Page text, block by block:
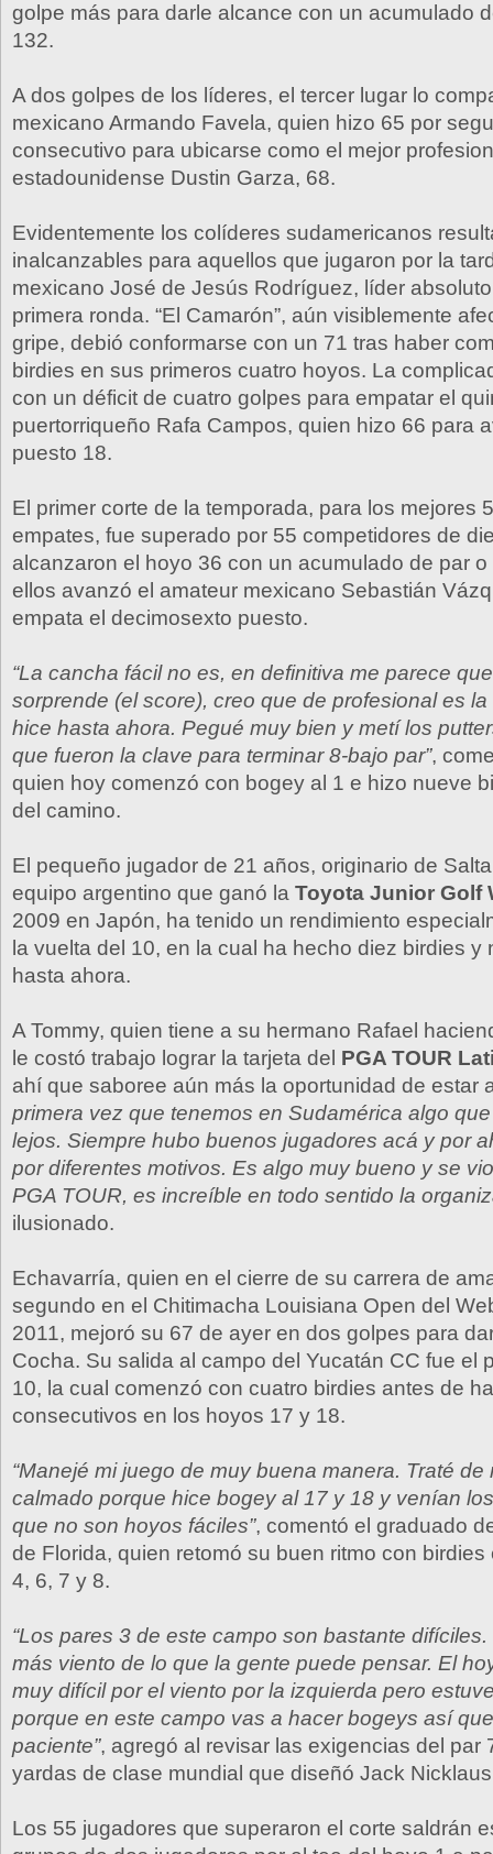
golpe más para darle alcance con un acumulado
132.
A dos golpes de los líderes, el tercer lugar lo
mexicano Armando Favela, quien hizo 65 por
consecutivo para ubicarse como el mejor
estadounidense Dustin Garza, 68.
Evidentemente los colíderes sudamericanos
inalcanzables para aquellos que jugaron por la
mexicano José de Jesús Rodríguez, líder
primera ronda. “El Camarón”, aún visiblemente
gripe, debió conformarse con un 71 tras haber
birdies en sus primeros cuatro hoyos. La
con un déficit de cuatro golpes para empatar el
puertorriqueño Rafa Campos, quien hizo 66 para
puesto 18.
El primer corte de la temporada, para los mejores
empates, fue superado por 55 competidores de
alcanzaron el hoyo 36 con un acumulado de par o
ellos avanzó el amateur mexicano Sebastián
empata el decimosexto puesto.
“La cancha fácil no es, en definitiva me parece
sorprende (el score), creo que de profesional es
hice hasta ahora. Pegué muy bien y metí los
que fueron la clave para terminar 8-bajo par”,
quien hoy comenzó con bogey al 1 e hizo nueve
del camino.
El pequeño jugador de 21 años, originario de
equipo argentino que ganó la Toyota Junior Golf
2009 en Japón, ha tenido un rendimiento
la vuelta del 10, en la cual ha hecho diez birdies y
hasta ahora.
A Tommy, quien tiene a su hermano Rafael
le costó trabajo lograr la tarjeta del PGA TOUR
ahí que saboree aún más la oportunidad de estar
primera vez que tenemos en Sudamérica algo
lejos. Siempre hubo buenos jugadores acá y por
por diferentes motivos. Es algo muy bueno y se
PGA TOUR, es increíble en todo sentido la
ilusionado.
Echavarría, quien en el cierre de su carrera de
segundo en el Chitimacha Louisiana Open del
2011, mejoró su 67 de ayer en dos golpes para
Cocha. Su salida al campo del Yucatán CC fue el
10, la cual comenzó con cuatro birdies antes de
consecutivos en los hoyos 17 y 18.
“Manejé mi juego de muy buena manera. Traté de
calmado porque hice bogey al 17 y 18 y venían
que no son hoyos fáciles”, comentó el graduado
de Florida, quien retomó su buen ritmo con
4, 6, 7 y 8.
“Los pares 3 de este campo son bastante
más viento de lo que la gente puede pensar. El
muy difícil por el viento por la izquierda pero
porque en este campo vas a hacer bogeys así
paciente”, agregó al revisar las exigencias del par
yardas de clase mundial que diseñó Jack
Los 55 jugadores que superaron el corte saldrán